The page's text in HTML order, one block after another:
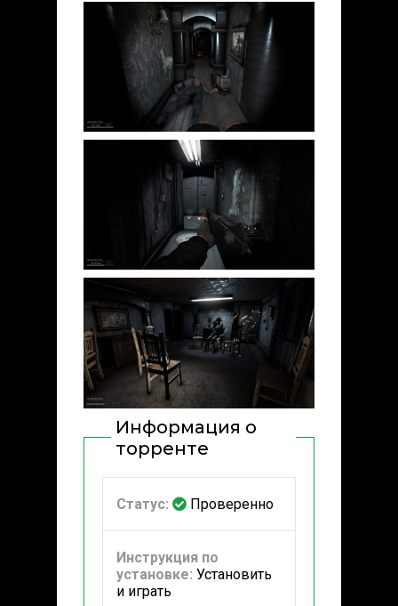
Информация о
торренте
Статус: Проверенно
Инструкция по
установке: Установить
и играть